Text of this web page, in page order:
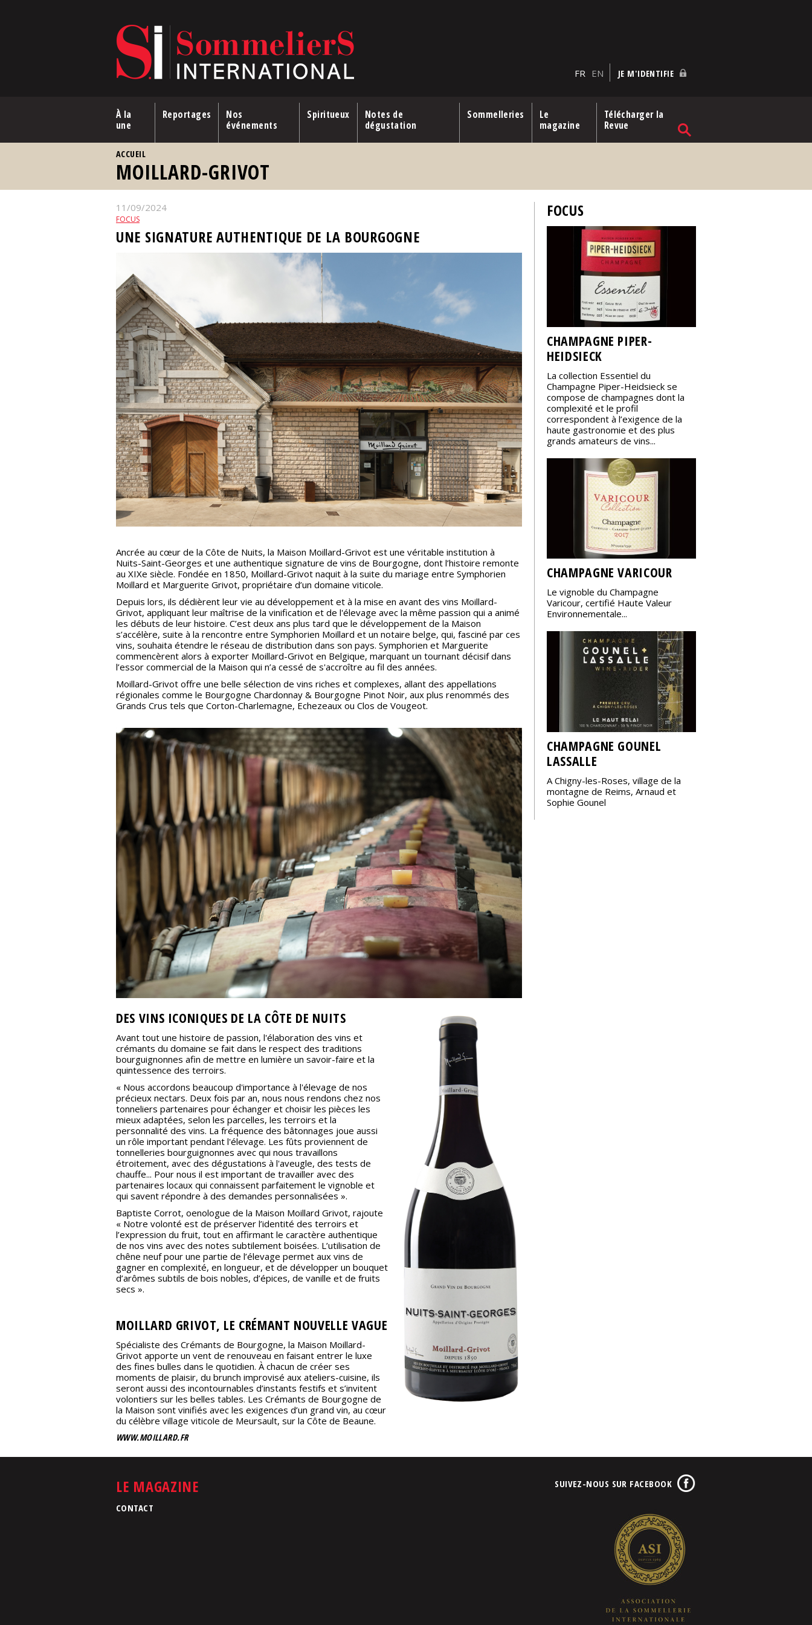
FR EN JE M'IDENTIFIE
À la
une
Reportages
Nos
événements
Spiritueux
Notes de
dégustation
Sommelleries
Le
magazine
Télécharger la
Revue
ACCUEIL
MOILLARD-GRIVOT
11/09/2024
FOCUS
UNE SIGNATURE AUTHENTIQUE DE LA BOURGOGNE
Ancrée au cœur de la Côte de Nuits, la Maison Moillard-Grivot est une véritable institution à
Nuits-Saint-Georges et une authentique signature de vins de Bourgogne, dont l’histoire remonte
au XIXe siècle. Fondée en 1850, Moillard-Grivot naquit à la suite du mariage entre Symphorien
Moillard et Marguerite Grivot, propriétaire d’un domaine viticole.
Depuis lors, ils dédièrent leur vie au développement et à la mise en avant des vins Moillard-
Grivot, appliquant leur maîtrise de la vinification et de l'élevage avec la même passion qui a animé
les débuts de leur histoire. C’est deux ans plus tard que le développement de la Maison
s’accélère, suite à la rencontre entre Symphorien Moillard et un notaire belge, qui, fasciné par ces
vins, souhaita étendre le réseau de distribution dans son pays. Symphorien et Marguerite
commencèrent alors à exporter Moillard-Grivot en Belgique, marquant un tournant décisif dans
l’essor commercial de la Maison qui n’a cessé de s'accroître au fil des années.
Moillard-Grivot offre une belle sélection de vins riches et complexes, allant des appellations
régionales comme le Bourgogne Chardonnay & Bourgogne Pinot Noir, aux plus renommés des
Grands Crus tels que Corton-Charlemagne, Echezeaux ou Clos de Vougeot.
DES VINS ICONIQUES DE LA CÔTE DE NUITS
Avant tout une histoire de passion, l'élaboration des vins et
crémants du domaine se fait dans le respect des traditions
bourguignonnes afin de mettre en lumière un savoir-faire et la
quintessence des terroirs.
« Nous accordons beaucoup d'importance à l'élevage de nos
précieux nectars. Deux fois par an, nous nous rendons chez nos
tonneliers partenaires pour échanger et choisir les pièces les
mieux adaptées, selon les parcelles, les terroirs et la
personnalité des vins. La fréquence des bâtonnages joue aussi
un rôle important pendant l'élevage. Les fûts proviennent de
tonnelleries bourguignonnes avec qui nous travaillons
étroitement, avec des dégustations à l'aveugle, des tests de
chauffe... Pour nous il est important de travailler avec des
partenaires locaux qui connaissent parfaitement le vignoble et
qui savent répondre à des demandes personnalisées ».
Baptiste Corrot, oenologue de la Maison Moillard Grivot, rajoute
« Notre volonté est de préserver l’identité des terroirs et
l’expression du fruit, tout en affirmant le caractère authentique
de nos vins avec des notes subtilement boisées. L’utilisation de
chêne neuf pour une partie de l’élevage permet aux vins de
gagner en complexité, en longueur, et de développer un bouquet
d’arômes subtils de bois nobles, d’épices, de vanille et de fruits
secs ».
MOILLARD GRIVOT, LE CRÉMANT NOUVELLE VAGUE
Spécialiste des Crémants de Bourgogne, la Maison Moillard-
Grivot apporte un vent de renouveau en faisant entrer le luxe
des fines bulles dans le quotidien. À chacun de créer ses
moments de plaisir, du brunch improvisé aux ateliers-cuisine, ils
seront aussi des incontournables d’instants festifs et s’invitent
volontiers sur les belles tables. Les Crémants de Bourgogne de
la Maison sont vinifiés avec les exigences d’un grand vin, au cœur
du célèbre village viticole de Meursault, sur la Côte de Beaune.
WWW.MOILLARD.FR
FOCUS
CHAMPAGNE PIPER-
HEIDSIECK
La collection Essentiel du
Champagne Piper-Heidsieck se
compose de champagnes dont la
complexité et le profil
correspondent à l’exigence de la
haute gastronomie et des plus
grands amateurs de vins...
CHAMPAGNE VARICOUR
Le vignoble du Champagne
Varicour, certifié Haute Valeur
Environnementale...
CHAMPAGNE GOUNEL
LASSALLE
A Chigny-les-Roses, village de la
montagne de Reims, Arnaud et
Sophie Gounel
LE MAGAZINE
CONTACT
SUIVEZ-NOUS SUR FACEBOOK